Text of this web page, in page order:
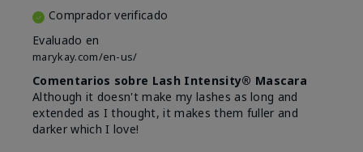
Comprador verificado
Evaluado en
marykay.com/en-us/
Comentarios sobre Lash Intensity® Mascara
Although it doesn't make my lashes as long and
extended as I thought, it makes them fuller and
darker which I love!